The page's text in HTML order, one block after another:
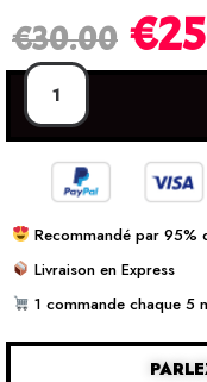
€30.00 €
Recommandé par 95%
Livraison en Express
1 commande chaque 5